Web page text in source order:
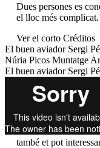
Dues persones es
el lloc més
Ver el corto Créditos
El buen aviador Sergi
Núria Picos Muntatge
El buen aviador Sergi
també et pot